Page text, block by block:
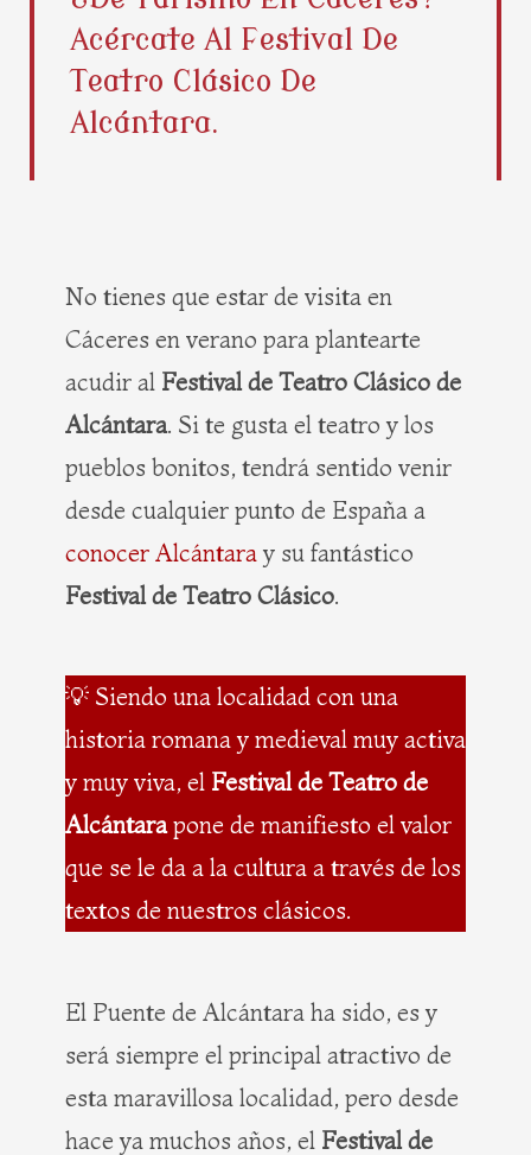
b
o
o
i
t
t
e
r
e
a
g
Acércate Al Festival De
Teatro Clásico De
Alcántara.
No tienes que estar de visita en
Cáceres en verano para plantearte
acudir al Festival de Teatro Clásico de
Alcántara. Si te gusta el teatro y los
pueblos bonitos, tendrá sentido venir
desde cualquier punto de España a
conocer Alcántara y su fantástico
Festival de Teatro Clásico.
💡 Siendo una localidad con una
historia romana y medieval muy activa
y muy viva, el Festival de Teatro de
Alcántarapone de manifiesto el valor
que se le da a la cultura a través de los
textos de nuestros clásicos.
El Puente de Alcántara ha sido, es y
será siempre el principal atractivo de
esta maravillosa localidad, pero desde
hace ya muchos años, el Festival de